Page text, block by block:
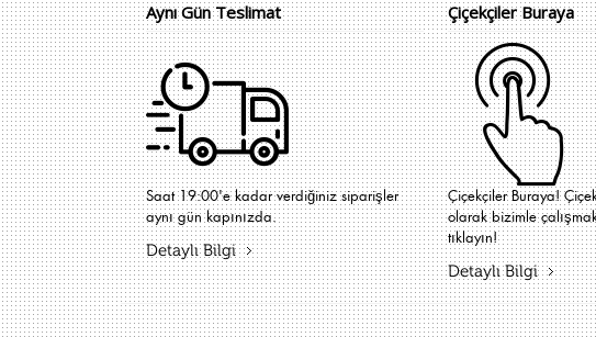
Aynı Gün Teslimat
Saat 19:00'e kadar verdiğiniz siparişler
aynı gün kapınızda.
Detaylı Bilgi
Çiçekçiler Buraya
Çiçekçiler Buraya!
olarak bizimle
tıklayın!
Detaylı Bilgi